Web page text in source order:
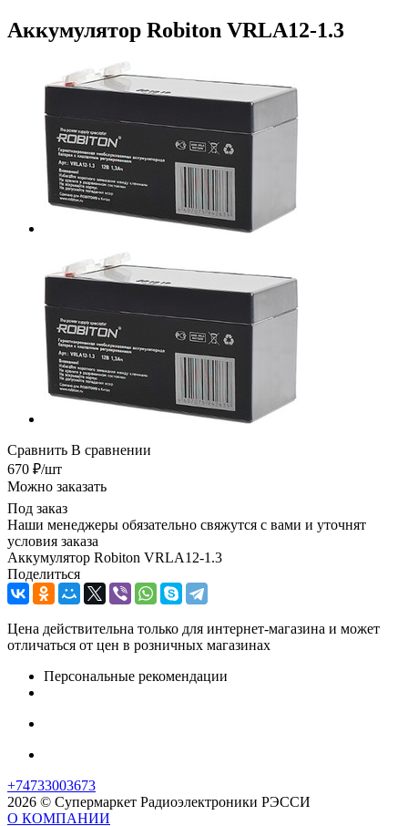
Аккумулятор Robiton VRLA12-1.3
Сравнить В сравнении
670 ₽/шт
Можно заказать
Под заказ
Наши менеджеры обязательно свяжутся с вами и уточнят
условия заказа
Аккумулятор Robiton VRLA12-1.3
Поделиться
Цена действительна только для интернет-магазина и может
отличаться от цен в розничных магазинах
Персональные рекомендации
+74733003673
2026 © Супермаркет Радиоэлектроники РЭССИ
О КОМПАНИИ